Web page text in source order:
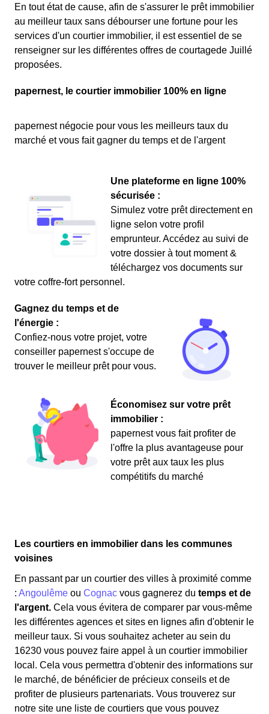
En tout état de cause, afin de s'assurer le prêt immobilier
au meilleur taux sans débourser une fortune pour les
services d'un courtier immobilier, il est essentiel de se
renseigner sur les différentes offres de courtagede Juillé
proposées.
papernest, le courtier immobilier 100% en ligne
papernest négocie pour vous les meilleurs taux du
marché et vous fait gagner du temps et de l'argent
Une plateforme en ligne 100%
sécurisée :
Simulez votre prêt directement en
ligne selon votre profil
emprunteur. Accédez au suivi de
votre dossier à tout moment &
téléchargez vos documents sur
votre coffre-fort personnel.
Gagnez du temps et de
l'énergie :
Confiez-nous votre projet, votre
conseiller papernest s'occupe de
trouver le meilleur prêt pour vous.
Économisez sur votre prêt
immobilier :
papernest vous fait profiter de
l'offre la plus avantageuse pour
votre prêt aux taux les plus
compétitifs du marché
Les courtiers en immobilier dans les communes
voisines
En passant par un courtier des villes à proximité comme
: Angoulême ou Cognac vous gagnerez du temps et de
l'argent. Cela vous évitera de comparer par vous-même
les différentes agences et sites en lignes afin d'obtenir le
meilleur taux. Si vous souhaitez acheter au sein du
16230 vous pouvez faire appel à un courtier immobilier
local. Cela vous permettra d'obtenir des informations sur
le marché, de bénéficier de précieux conseils et de
profiter de plusieurs partenariats. Vous trouverez sur
notre site une liste de courtiers que vous pouvez